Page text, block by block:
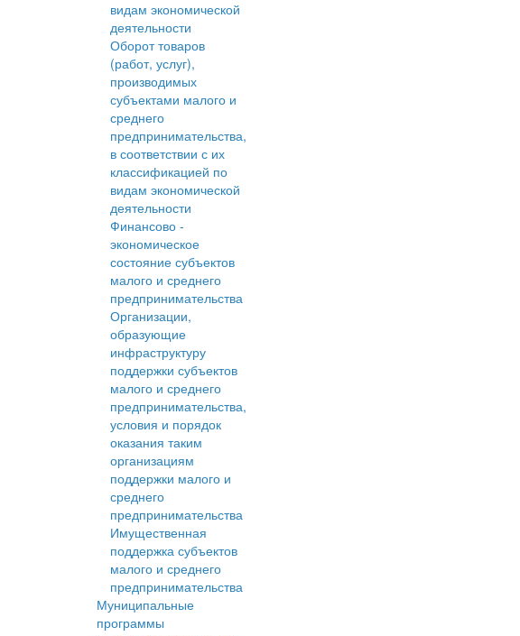
видам экономической
деятельности
Оборот товаров
(работ, услуг),
производимых
субъектами малого и
среднего
предпринимательства,
в соответствии с их
классификацией по
видам экономической
деятельности
Финансово -
экономическое
состояние субъектов
малого и среднего
предпринимательства
Организации,
образующие
инфраструктуру
поддержки субъектов
малого и среднего
предпринимательства,
условия и порядок
оказания таким
организациям
поддержки малого и
среднего
предпринимательства
Имущественная
поддержка субъектов
малого и среднего
предпринимательства
Муниципальные
программы